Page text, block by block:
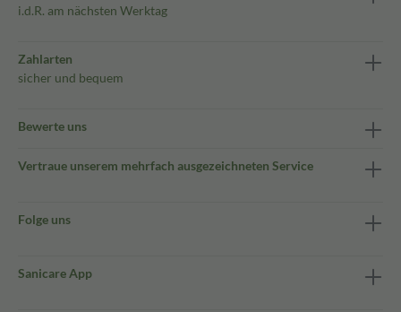
i.d.R. am nächsten Werktag
Zahlarten
sicher und bequem
Bewerte uns
Vertraue unserem mehrfach ausgezeichneten Service
Folge uns
Sanicare App